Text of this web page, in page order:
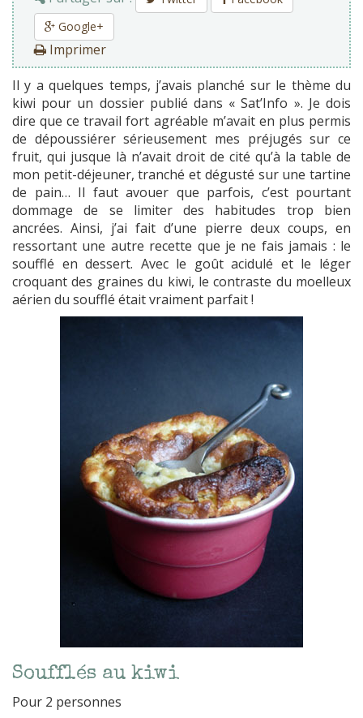
Google+
Imprimer
Il y a quelques temps, j’avais planché sur le thème du
kiwi pour un dossier publié dans « Sat’Info ». Je dois
dire que ce travail fort agréable m’avait en plus permis
de dépoussiérer sérieusement mes préjugés sur ce
fruit, qui jusque là n’avait droit de cité qu’à la table de
mon petit-déjeuner, tranché et dégusté sur une tartine
de pain… Il faut avouer que parfois, c’est pourtant
dommage de se limiter des habitudes trop bien
ancrées. Ainsi, j’ai fait d’une pierre deux coups, en
ressortant une autre recette que je ne fais jamais : le
soufflé en dessert. Avec le goût acidulé et le léger
croquant des graines du kiwi, le contraste du moelleux
aérien du soufflé était vraiment parfait !
Soufflés au kiwi
Pour 2 personnes